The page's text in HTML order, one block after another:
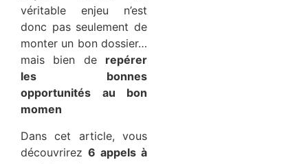
véritable enjeu n’est
donc pas seulement de
monter un bon dossier…
mais bien de repérer
les bonnes
opportunités au bon
momen
Dans cet article, vous
découvrirez 6 appels à